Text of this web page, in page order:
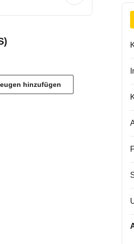
hinzufügen